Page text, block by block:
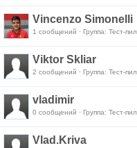
Vincenzo Simonelli
1 сообщений · Группа: Тест-
Viktor Skliar
2 сообщений · Группа: Тест-
vladimir
0 сообщений · Группа: Тест-
Vlad.Kriva